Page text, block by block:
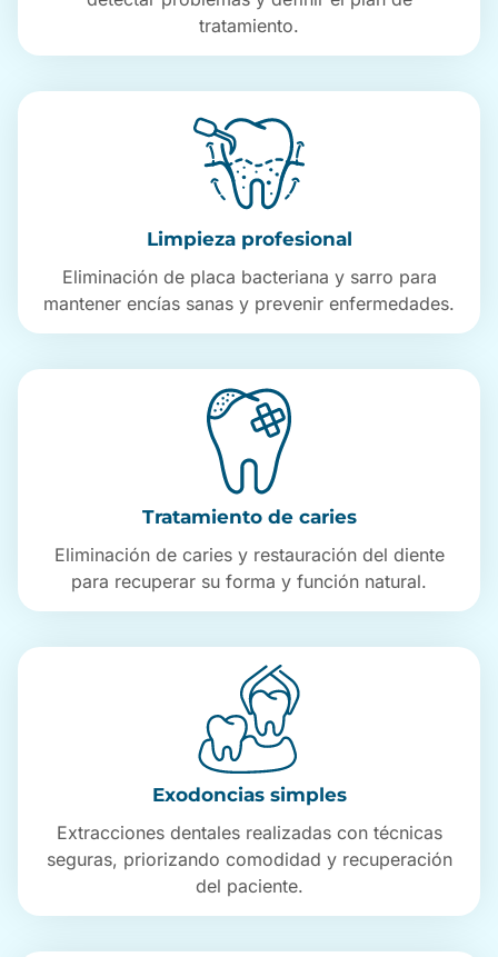
tratamiento.
Limpieza profesional
Eliminación de placa bacteriana y sarro para
mantener encías sanas y prevenir enfermedades.
Tratamiento de caries
Eliminación de caries y restauración del diente
para recuperar su forma y función natural.
Exodoncias simples
Extracciones dentales realizadas con técnicas
seguras, priorizando comodidad y recuperación
del paciente.